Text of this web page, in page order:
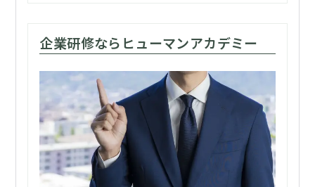
企業研修ならヒューマンアカデミー